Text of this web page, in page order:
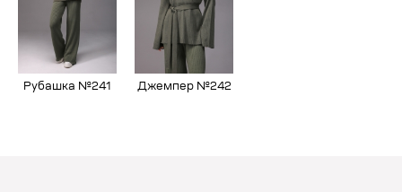
Рубашка №241 Джемпер №242